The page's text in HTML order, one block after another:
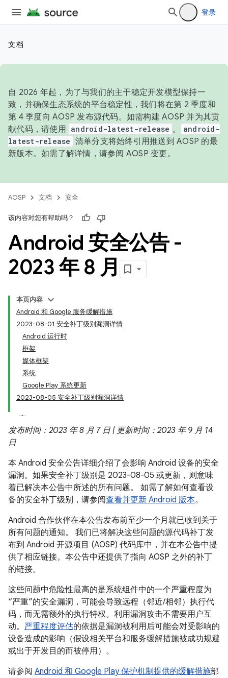
登录
文档
自 2026 年起，为了与我们的主干稳定开发模型保持一
致，并确保生态系统的平台稳定性，我们将在第 2 季度和
第 4 季度向 AOSP 发布源代码。如需构建 AOSP 并为其贡
献代码，请使用 android-latest-release 。
android-
latest-release 清单分支将始终引用推送到 AOSP 的最
新版本。如需了解详情，请参阅 AOSP 变更。
AOSP 文档 安全
该内容对您有帮助吗？
Android 安全公告 -
2023 年 8 月
本页内容
Android 和 Google 服务缓解措施
2023-08-01 安全补丁级别漏洞详情
Android 运行时
框架
媒体框架
系统
Google Play 系统更新
2023-08-05 安全补丁级别漏洞详情
发布时间：2023 年 8 月 7 日 | 更新时间：2023 年 9 月 14
日
本 Android 安全公告详细介绍了会影响 Android 设备的安全
漏洞。如果安全补丁级别是 2023-08-05 或更新，则意味
着已解决本公告中所述的所有问题。 如需了解如何查看设
备的安全补丁级别，请参阅查看并更新 Android 版本。
Android 合作伙伴在本公告发布前至少一个月就已收到关于
所有问题的通知。 我们已将解决这些问题的源代码补丁发
布到 Android 开源项目 (AOSP) 代码库中，并在本公告中提
供了相应链接。本公告中还提供了指向 AOSP 之外的补丁
的链接。
这些问题中危险性最高的是系统组件中的一个严重程度为
“严重”的安全漏洞，可能会导致远程（邻近/相邻）执行代
码，而无需额外的执行特权。利用漏洞攻击不需要用户互
动。 严重程度评估的依据是漏洞被利用后可能会对受影响的
设备造成的影响（假设相关平台和服务缓解措施被成功规避
或出于开发目的而被停用）。
请参阅 Android 和 Google Play 保护机制提供的缓解措施部